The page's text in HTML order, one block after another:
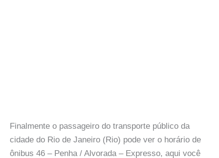
Finalmente o passageiro do transporte público da
cidade do Rio de Janeiro (Rio) pode ver o horário de
ônibus 46 – Penha / Alvorada – Expresso, aqui você